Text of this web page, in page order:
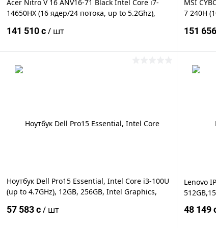
Acer Nitro V 16 ANV16-71 Black Intel Core i7-
14650HX (16 ядер/24 потока, up to 5.2Ghz),
512GB M.2 NVMe™ PCIe® 3.0 SSD, NVIDIA
141 510 c/ шт
MSI
7 240H
DDR5,
151
Ноутбук Dell Pro15 Essential, Intel Core i3-100U
(up to 4.7GHz), 12GB, 256GB, Intel Graphics,
5.0, DOS, eng-rus, black
57 583 c/ шт
Lenovo
48 149